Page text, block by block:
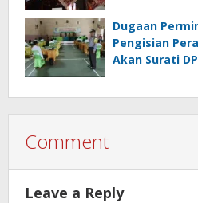
Dugaan
Pengisian
Akan Surati
Comment
Leave a Reply